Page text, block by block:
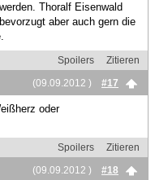
Thoralf Eisenwald
aber auch gern die
Spoilers
Zitieren
(09.09.2012 )
#17
oder
Spoilers
Zitieren
(09.09.2012 )
#18